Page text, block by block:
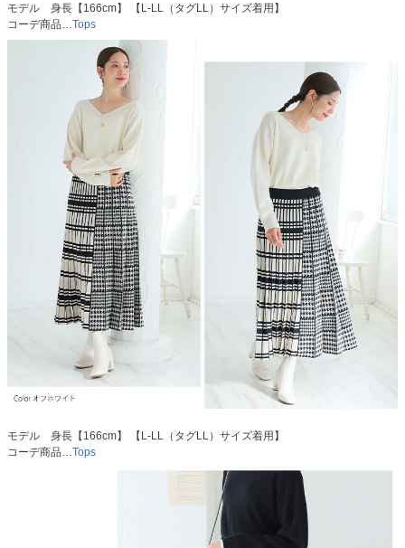
モデル 身長【166cm】 【L-LL（タグLL）サイズ着用】
コーデ商品…Tops
モデル 身長【166cm】 【L-LL（タグLL）サイズ着用】
コーデ商品…Tops